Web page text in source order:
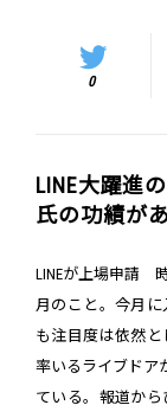
0
LINE大躍進
氏の功績が
LINEが上場申請
月のこと。今月
も注目度は依然
率いるライブドア
ている。報道か